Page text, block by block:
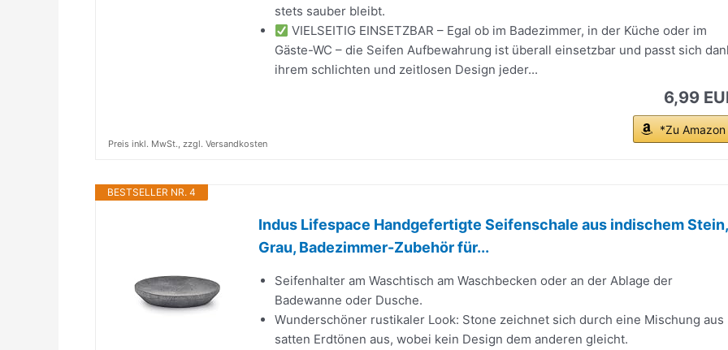
stets sauber bleibt.
VIELSEITIG EINSETZBAR – Egal ob im Badezimmer, in der Küche oder im
Gäste-WC – die Seifen Aufbewahrung ist überall einsetzbar und passt sich
ihrem schlichten und zeitlosen Design jeder...
6,99
*Zu Amazon
Preis inkl. MwSt., zzgl. Versandkosten
BESTSELLER NR. 4
Indus Lifespace Handgefertigte Seifenschale aus indischem Stein,
Grau, Badezimmer-Zubehör für...
Seifenhalter am Waschtisch am Waschbecken oder an der Ablage der
Badewanne oder Dusche.
Wunderschöner rustikaler Look: Stone zeichnet sich durch eine Mischung aus
satten Erdtönen aus, wobei kein Design dem anderen gleicht.